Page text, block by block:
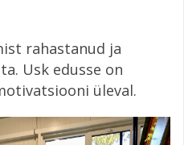
rahastanud ja
Usk edusse on
üleval.